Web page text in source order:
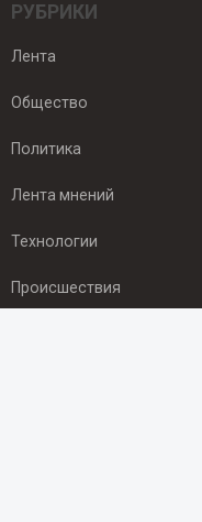
РУБРИКИ
Лента
Общество
Политика
Лента мнений
Технологии
Происшествия